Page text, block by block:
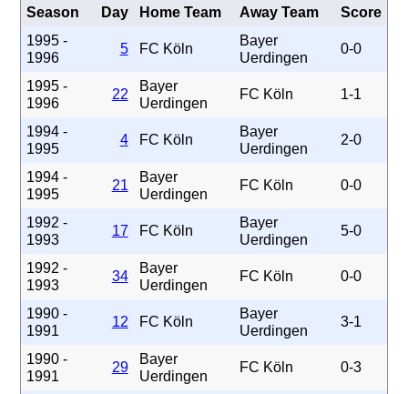
Season Day Home Team Away Team
Score
1995 -
1996
5 FC Köln
Bayer
Uerdingen
0-0
1995 -
1996
22
Bayer
Uerdingen
FC Köln 1-1
1994 -
1995
4 FC Köln
Bayer
Uerdingen
2-0
1994 -
1995
21
Bayer
Uerdingen
FC Köln 0-0
1992 -
1993
17 FC Köln
Bayer
Uerdingen
5-0
1992 -
1993
34
Bayer
Uerdingen
FC Köln 0-0
1990 -
1991
12 FC Köln
Bayer
Uerdingen
3-1
1990 -
1991
29
Bayer
Uerdingen
FC Köln 0-3